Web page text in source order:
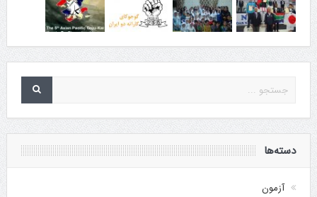
دسته‌ها
آزمون